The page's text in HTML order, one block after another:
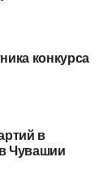
конкурса
в
Чувашии